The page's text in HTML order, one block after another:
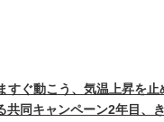
すぐ動こう、気温上昇を止
共同キャンペーン2年目、